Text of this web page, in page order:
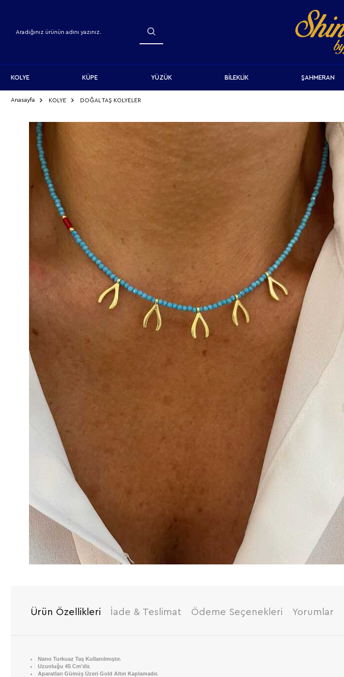
KOLYE KÜPE YÜZÜK BİLEKLİK ŞAHMERAN
Anasayfa KOLYE DOĞAL TAŞ KOLYELER
Ürün Özellikleri İade & Teslimat Ödeme Seçenekleri Yorumlar
Nano Turkuaz Taş Kullanılmıştır.
Uzunluğu 45 Cm'dir.
Aparatları Gümüş Üzeri Gold Altın Kaplamadır.